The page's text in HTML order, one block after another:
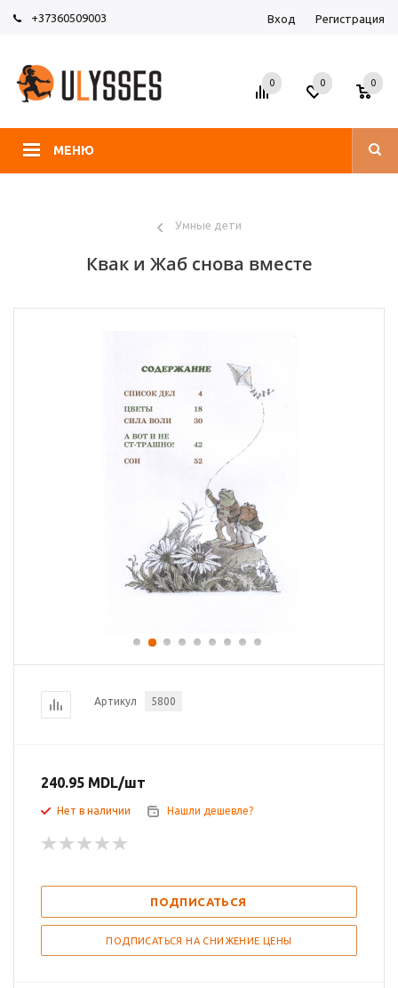
+37360509003 Вход Регистрация
МЕНЮ
0 0 0
Умные дети
Квак и Жаб снова вместе
Артикул 5800
240.95 MDL/шт
Нет в наличии Нашли дешевле?
ПОДПИСАТЬСЯ
ПОДПИСАТЬСЯ НА СНИЖЕНИЕ ЦЕНЫ